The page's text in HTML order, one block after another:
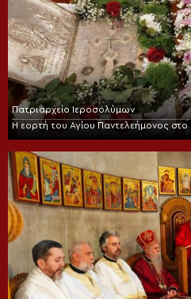
Πατριαρχείο Ιεροσολύμων
Η εορτή του Αγίου Παντελεήμονος